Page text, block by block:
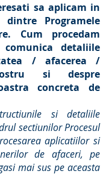
sa aplicam in
Programele
Cum procedam
detaliile
/ afacerea /
si despre
concreta de
si detaliile
sectiunilor Procesul
aplicatiilor si
de afaceri, pe
mai sus pe aceasta